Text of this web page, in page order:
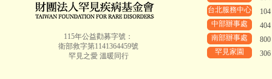
115年公益勸募字號：
衛部救字第1141364459號
罕見之愛 溫暖同行
台北服務中心
中部辦事處
南部辦事處
罕見家園